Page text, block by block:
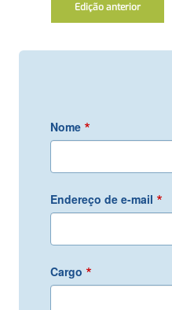
Edição anterior
Nome *
Endereço de e-mail *
Cargo *